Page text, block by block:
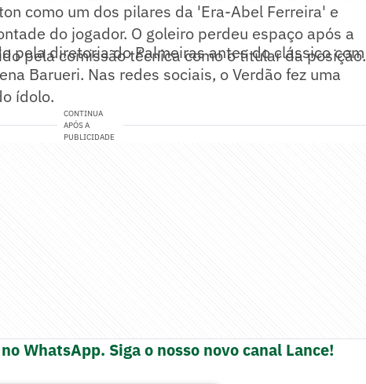
como um dos pilares da 'Era-Abel Ferreira' e
do jogador. O goleiro perdeu espaço após a
pela comissão técnica como o titular da posição.
pela diretoria do Palmeiras antes do clássico com
Barueri. Nas redes sociais, o Verdão fez uma
ídolo.
CONTINUA
APÓS A
PUBLICIDADE
WhatsApp. Siga o nosso novo canal Lance!